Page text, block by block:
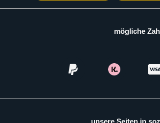
mögliche